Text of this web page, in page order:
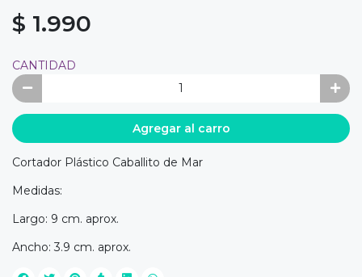
$ 1.990
CANTIDAD
Agregar al carro
Cortador Plástico Caballito de Mar
Medidas:
Largo: 9 cm. aprox.
Ancho: 3.9 cm. aprox.